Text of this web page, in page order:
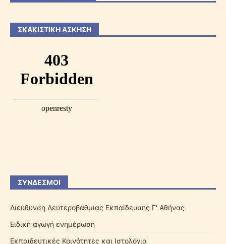
ΣΚΑΚΙΣΤΙΚΉ ΆΣΚΗΣΗ
ΣΎΝΔΕΣΜΟΙ
Διεύθυνση Δευτεροβάθμιας Εκπαίδευσης Γ' Αθήνας
Ειδική αγωγή ενημέρωση
Εκπαιδευτικές Κοινότητες και Ιστολόγια